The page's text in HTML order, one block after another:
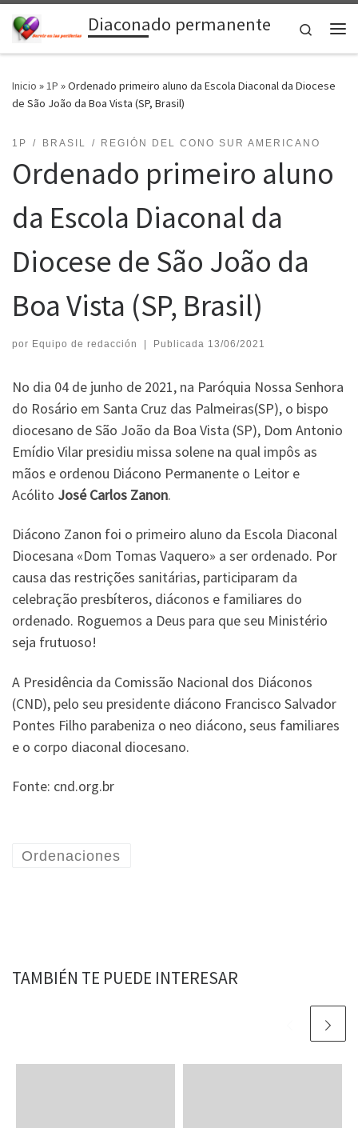
Saltar al contenidoDiaconado permanente
Search
Inicio »1P »Ordenado primeiro aluno da Escola Diaconal da Diocese
de São João da Boa Vista (SP, Brasil)
1P BRASIL REGIÓN DEL CONO SUR AMERICANO
Ordenado primeiro aluno
da Escola Diaconal da
Diocese de São João da
Boa Vista (SP, Brasil)
por Equipo de redacción | Publicada 13/06/2021
No dia 04 de junho de 2021, na Paróquia Nossa Senhora
do Rosário em Santa Cruz das Palmeiras(SP), o bispo
diocesano de São João da Boa Vista (SP), Dom Antonio
Emídio Vilar presidiu missa solene na qual impôs as
mãos e ordenou Diácono Permanente o Leitor e
Acólito José Carlos Zanon.
Diácono Zanon foi o primeiro aluno da Escola Diaconal
Diocesana «Dom Tomas Vaquero» a ser ordenado. Por
causa das restrições sanitárias, participaram da
celebração presbíteros, diáconos e familiares do
ordenado. Roguemos a Deus para que seu Ministério
seja frutuoso!
A Presidência da Comissão Nacional dos Diáconos
(CND), pelo seu presidente diácono Francisco Salvador
Pontes Filho parabeniza o neo diácono, seus familiares
e o corpo diaconal diocesano.
Fonte: cnd.org.br
Ordenaciones
TAMBIÉN TE PUEDE INTERESAR